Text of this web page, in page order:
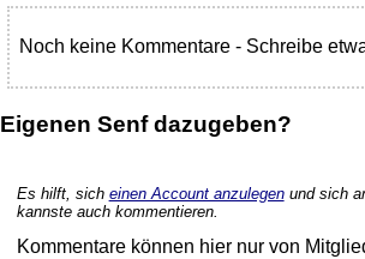
Noch keine Kommentare - Schreibe
Eigenen Senf dazugeben?
Es hilft, sich einen Account anzulegenund sich
kannste auch kommentieren.
Kommentare können hier nur von